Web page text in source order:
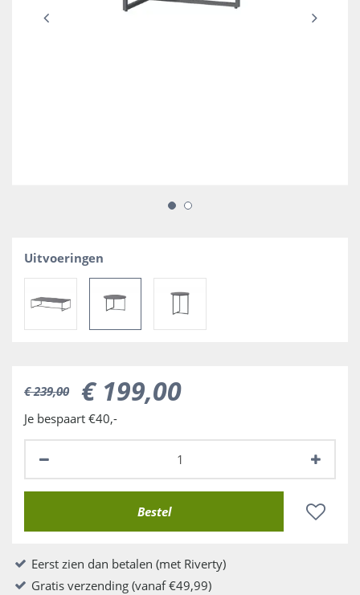
Uitvoeringen
€ 239,00 € 199,00
Je bespaart €40,-
Eerst zien dan betalen (met Riverty)
Gratis verzending (vanaf €49,99)